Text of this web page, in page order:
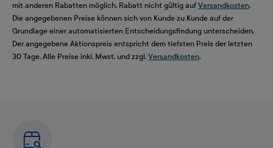
mit anderen Rabatten möglich. Rabatt nicht gültig auf Versandkosten.
Die angegebenen Preise können sich von Kunde zu Kunde auf der
Grundlage einer automatisierten Entscheidungsfindung unterscheiden.
Der angegebene Aktionspreis entspricht dem tiefsten Preis der letzten
30 Tage. Alle Preise inkl. Mwst. und zzgl. Versandkosten.